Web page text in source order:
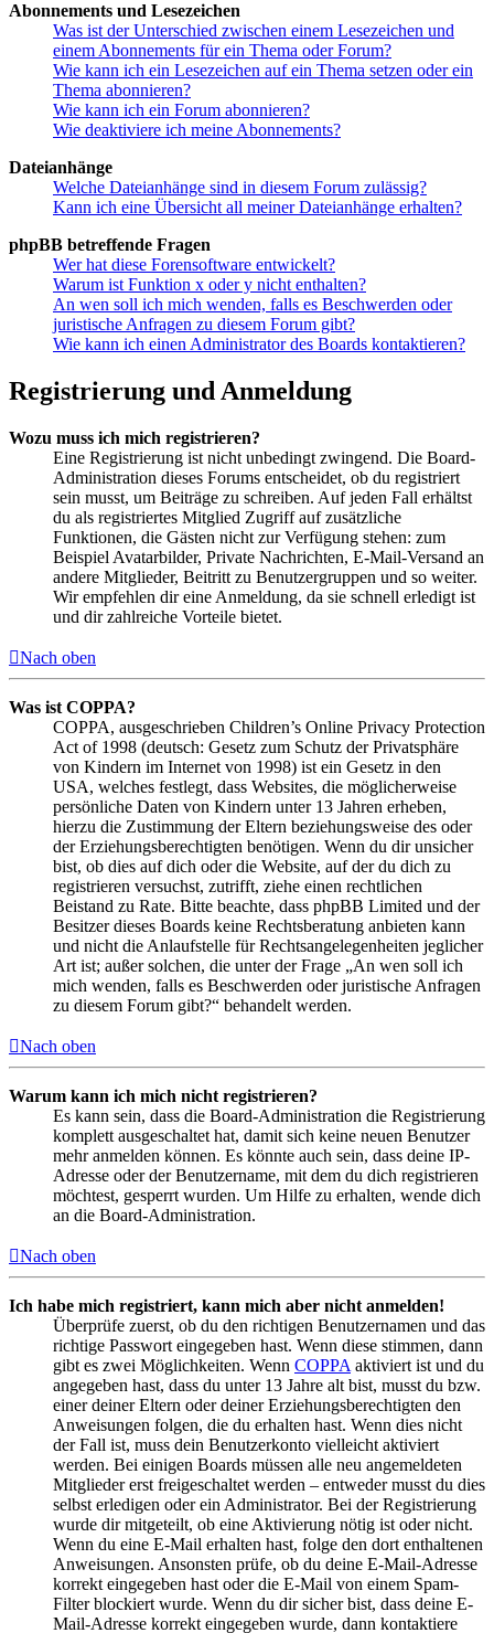
Abonnements und Lesezeichen
Was ist der Unterschied zwischen einem Lesezeichen und
einem Abonnements für ein Thema oder Forum?
Wie kann ich ein Lesezeichen auf ein Thema setzen oder ein
Thema abonnieren?
Wie kann ich ein Forum abonnieren?
Wie deaktiviere ich meine Abonnements?
Dateianhänge
Welche Dateianhänge sind in diesem Forum zulässig?
Kann ich eine Übersicht all meiner Dateianhänge erhalten?
phpBB betreffende Fragen
Wer hat diese Forensoftware entwickelt?
Warum ist Funktion x oder y nicht enthalten?
An wen soll ich mich wenden, falls es Beschwerden oder
juristische Anfragen zu diesem Forum gibt?
Wie kann ich einen Administrator des Boards kontaktieren?
Registrierung und Anmeldung
Wozu muss ich mich registrieren?
Eine Registrierung ist nicht unbedingt zwingend. Die Board-
Administration dieses Forums entscheidet, ob du registriert
sein musst, um Beiträge zu schreiben. Auf jeden Fall erhältst
du als registriertes Mitglied Zugriff auf zusätzliche
Funktionen, die Gästen nicht zur Verfügung stehen: zum
Beispiel Avatarbilder, Private Nachrichten, E-Mail-Versand an
andere Mitglieder, Beitritt zu Benutzergruppen und so weiter.
Wir empfehlen dir eine Anmeldung, da sie schnell erledigt ist
und dir zahlreiche Vorteile bietet.
Nach oben
Was ist COPPA?
COPPA, ausgeschrieben Children’s Online Privacy Protection
Act of 1998 (deutsch: Gesetz zum Schutz der Privatsphäre
von Kindern im Internet von 1998) ist ein Gesetz in den
USA, welches festlegt, dass Websites, die möglicherweise
persönliche Daten von Kindern unter 13 Jahren erheben,
hierzu die Zustimmung der Eltern beziehungsweise des oder
der Erziehungsberechtigten benötigen. Wenn du dir unsicher
bist, ob dies auf dich oder die Website, auf der du dich zu
registrieren versuchst, zutrifft, ziehe einen rechtlichen
Beistand zu Rate. Bitte beachte, dass phpBB Limited und der
Besitzer dieses Boards keine Rechtsberatung anbieten kann
und nicht die Anlaufstelle für Rechtsangelegenheiten jeglicher
Art ist; außer solchen, die unter der Frage „An wen soll ich
mich wenden, falls es Beschwerden oder juristische Anfragen
zu diesem Forum gibt?“ behandelt werden.
Nach oben
Warum kann ich mich nicht registrieren?
Es kann sein, dass die Board-Administration die Registrierung
komplett ausgeschaltet hat, damit sich keine neuen Benutzer
mehr anmelden können. Es könnte auch sein, dass deine IP-
Adresse oder der Benutzername, mit dem du dich registrieren
möchtest, gesperrt wurden. Um Hilfe zu erhalten, wende dich
an die Board-Administration.
Nach oben
Ich habe mich registriert, kann mich aber nicht anmelden!
Überprüfe zuerst, ob du den richtigen Benutzernamen und das
richtige Passwort eingegeben hast. Wenn diese stimmen, dann
gibt es zwei Möglichkeiten. Wenn COPPA aktiviert ist und du
angegeben hast, dass du unter 13 Jahre alt bist, musst du bzw.
einer deiner Eltern oder deiner Erziehungsberechtigten den
Anweisungen folgen, die du erhalten hast. Wenn dies nicht
der Fall ist, muss dein Benutzerkonto vielleicht aktiviert
werden. Bei einigen Boards müssen alle neu angemeldeten
Mitglieder erst freigeschaltet werden – entweder musst du dies
selbst erledigen oder ein Administrator. Bei der Registrierung
wurde dir mitgeteilt, ob eine Aktivierung nötig ist oder nicht.
Wenn du eine E-Mail erhalten hast, folge den dort enthaltenen
Anweisungen. Ansonsten prüfe, ob du deine E-Mail-Adresse
korrekt eingegeben hast oder die E-Mail von einem Spam-
Filter blockiert wurde. Wenn du dir sicher bist, dass deine E-
Mail-Adresse korrekt eingegeben wurde, dann kontaktiere